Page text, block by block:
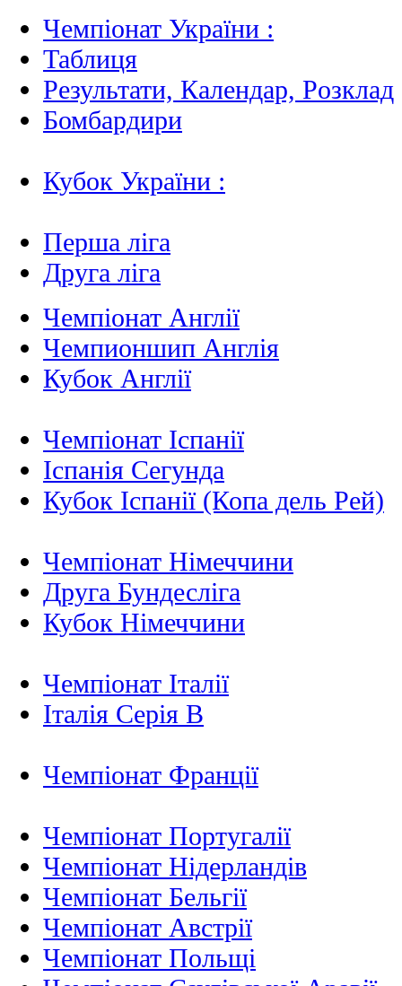
Чемпіонат України :
Таблиця
Результати, Календар, Poзклад
Бомбардири
Кубок України :
Перша ліга
Друга ліга
Чемпіонат Англії
Чемпионшип Англія
Кубок Англії
Чемпіонат Іспанії
Іспанія Сегунда
Кубок Іспанії (Копа дель Рей)
Чемпіонат Німеччини
Друга Бундесліга
Кубок Німеччини
Чемпіонат Італії
Італія Серія B
Чемпіонат Франції
Чемпіонат Португалії
Чемпіонат Нідерландiв
Чемпіонат Бельгії
Чемпіонат Австрії
Чемпіонат Польщі